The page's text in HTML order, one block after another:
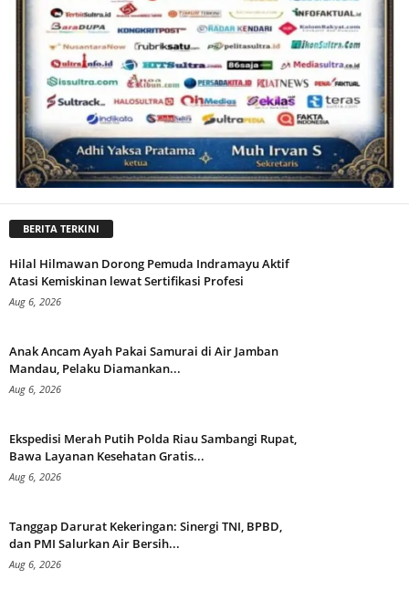
BERITA TERKINI
Hilal Hilmawan Dorong Pemuda Indramayu Aktif
Atasi Kemiskinan lewat Sertifikasi Profesi
Aug 6, 2026
Anak Ancam Ayah Pakai Samurai di Air Jamban
Mandau, Pelaku Diamankan...
Aug 6, 2026
Ekspedisi Merah Putih Polda Riau Sambangi Rupat,
Bawa Layanan Kesehatan Gratis...
Aug 6, 2026
Tanggap Darurat Kekeringan: Sinergi TNI, BPBD,
dan PMI Salurkan Air Bersih...
Aug 6, 2026